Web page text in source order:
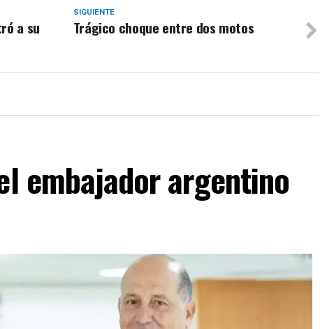
SIGUIENTE
Trágico choque entre dos motos
a su
embajador argentino